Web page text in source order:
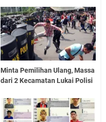
Minta Pemilihan Ulang, Massa
dari 2 Kecamatan Lukai Polisi